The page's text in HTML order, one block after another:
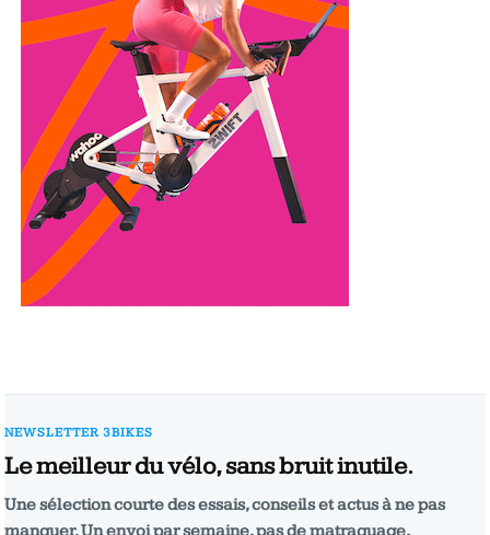
NEWSLETTER 3BIKES
Le meilleur du vélo, sans bruit inutile.
Une sélection courte des essais, conseils et actus à ne pas